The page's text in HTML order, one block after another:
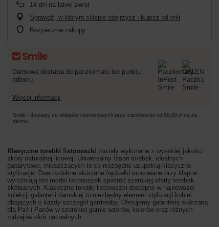
14 dni na łatwy zwrot
Sprawdź, w którym sklepie obejrzysz i kupisz od ręki
Bezpieczne zakupy
Darmowa dostawa do paczkomatu lub punktu
odbioru
Więcej informacji
Smile - dostawy ze sklepów internetowych przy zamówieniu od 50,00 zł są za
darmo.
Klasyczne torebki listonoszki zostały wykonane z wysokiej jakości
skóry naturalnej licowej. Uniwersalny fason torebek , idealnych
gabarytowo, mieszczących to co niezbędne uzupełnią klasyczne
stylizacje. Dwa ozdobne skórzane frędzelki mocowane przy klapce
wyróżniają ten model listonoszek spośród szerokiej oferty torebek
skórzanych. Klasyczne torebki listonoszki dostępne w najnowszej
kolekcji galanterii damskiej to niezbędny element stylizacji kobiet
dbających o każdy szczegół garderoby. Oferujemy galanterię skórzaną
dla Pań i Panów w szerokiej gamie wzorów, kolorów oraz różnych
rodzajów skór naturalnych.